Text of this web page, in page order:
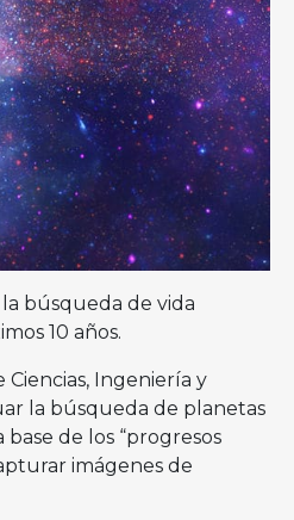
búsqueda de vida
10 años.
Ingeniería y
la búsqueda de planetas
de los “progresos
imágenes de